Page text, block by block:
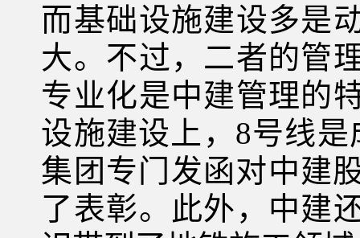
而基础设施建设多是
大。不过，二者的管
专业化是中建管理的
设施建设上，8号线
集团专门发函对中建
了表彰。此外，中建